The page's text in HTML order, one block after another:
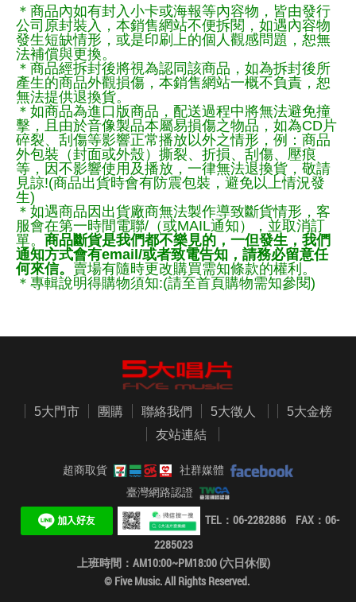
＊商品內如有封入小卡或海報等內容物，皆由發行
公司原封裝入，本銷售網站不便拆閱，如遇內容物
發生短缺情形，或是印刷上的個人觀感問題，恕無
法補償與更換。
＊商品經拆封後將視為認同該商品，如為拆封後所
產生的商品外觀損傷，本銷售網站一概不負責，恕
無法提供退換貨。
＊如商品為進口版商品，配送過程中將無法避免撞
擊，且由於音像製品本屬易損傷之物品，如為CD片
碎裂、刮傷等影響正常播放以外之情形，例：商品
外包裝（封面或外殼）撕裂、折損、刮傷、壓痕
等，因不影響使用及播放，一律無法退換貨，敬請
見諒!(商品出貨時會有防震包裝，避免以上情況發
生)
＊如遇商品因出貨廠商無法製作導致斷貨情形，客
服會在第一時間電聯/（或MAIL通知），並取消訂
單。 商品斷貨是我們都不樂見的，一但發生，我們
通知方式會有email/或者致電告知，請務必留意任
何來信。 賣場有隨時更改購買需知條款的權利。
＊專輯說明得購物須知:(請至首頁購物需知參閱)
5大門市 團購 聯絡我們 5大徵人
5大金榜
友站連結
超商取貨
社群媒體
臺灣網路認證
TEL：06-2282886 FAX：06-
2285023
上班時間：AM10:00~PM18:00 (六日休假)
© Five Music. All Rights Reserved.